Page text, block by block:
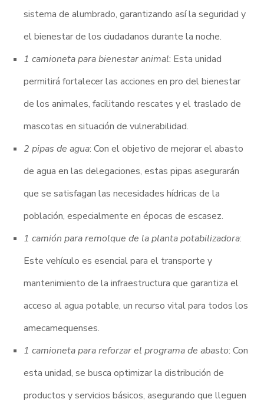
sistema de alumbrado, garantizando así la seguridad y
el bienestar de los ciudadanos durante la noche.
1 camioneta para bienestar animal: Esta unidad
permitirá fortalecer las acciones en pro del bienestar
de los animales, facilitando rescates y el traslado de
mascotas en situación de vulnerabilidad.
2 pipas de agua: Con el objetivo de mejorar el abasto
de agua en las delegaciones, estas pipas asegurarán
que se satisfagan las necesidades hídricas de la
población, especialmente en épocas de escasez.
1 camión para remolque de la planta potabilizadora:
Este vehículo es esencial para el transporte y
mantenimiento de la infraestructura que garantiza el
acceso al agua potable, un recurso vital para todos los
amecamequenses.
1 camioneta para reforzar el programa de abasto: Con
esta unidad, se busca optimizar la distribución de
productos y servicios básicos, asegurando que lleguen